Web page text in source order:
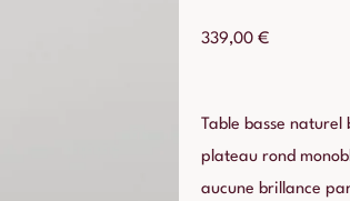
339,00 €
Table basse
plateau rond
aucune brillance